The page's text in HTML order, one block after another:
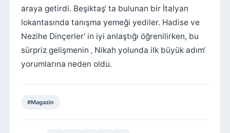
araya getirdi. Beşiktaş‘ ta bulunan bir İtalyan
lokantasında tanışma yemeği yediler. Hadise ve
Nezihe Dinçerler‘ in iyi anlaştığı öğrenilirken, bu
sürpriz gelişmenin ‚ Nikah yolunda ilk büyük adım‘
yorumlarına neden oldu.
#Magazin